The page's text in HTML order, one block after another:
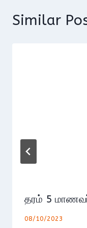
Similar
தரம் 5
08/10/2023